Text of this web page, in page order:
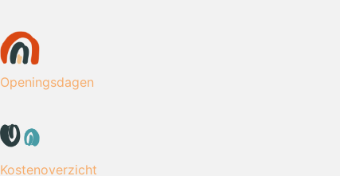
Openingsdagen
Kostenoverzicht